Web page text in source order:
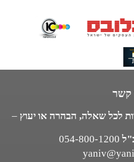
קשר
לכל שאלה, הבהרה או יעוץ –
054-800-1200